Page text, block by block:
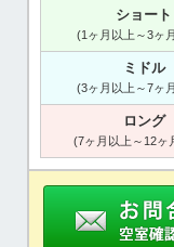
ショート
(1ヶ月以上～3ヶ
ミドル
(3ヶ月以上～7ヶ
ロング
(7ヶ月以上～12ヶ